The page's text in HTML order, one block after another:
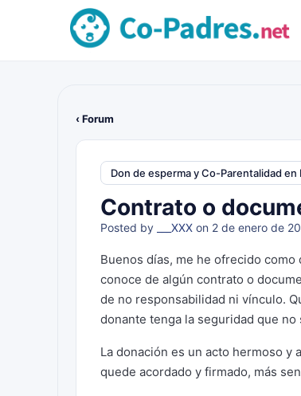
‹ Forum
Don de esperma y Co-Parentalidad en
Contrato o
Posted by ___XXX on 2 de enero de
Buenos días, me he ofrecido
conoce de algún contrato o
de no responsabilidad ni vínculo.
donante tenga la seguridad que
La donación es un acto hermoso y
quede acordado y firmado, más